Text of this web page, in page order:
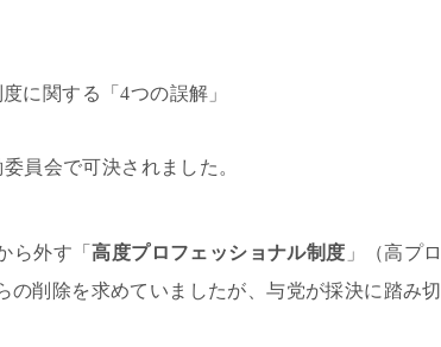
員会で可決されました。
ら外す「高度プロフェッショナル制度 」（高プロ
削除を求めていましたが、与党が採決に踏み切